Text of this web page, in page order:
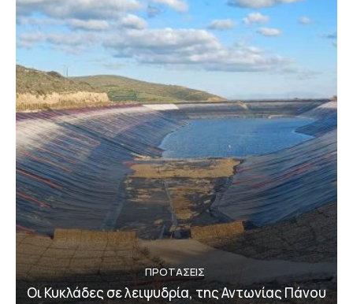
ΠΡΟΤΑΣΕΙΣ
Οι Κυκλάδες σε λειψυδρία, της Αντωνίας Πάνου